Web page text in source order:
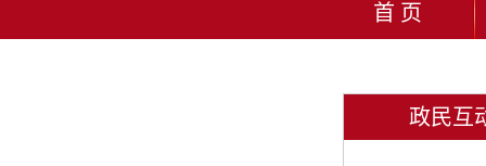
首 页
政民互